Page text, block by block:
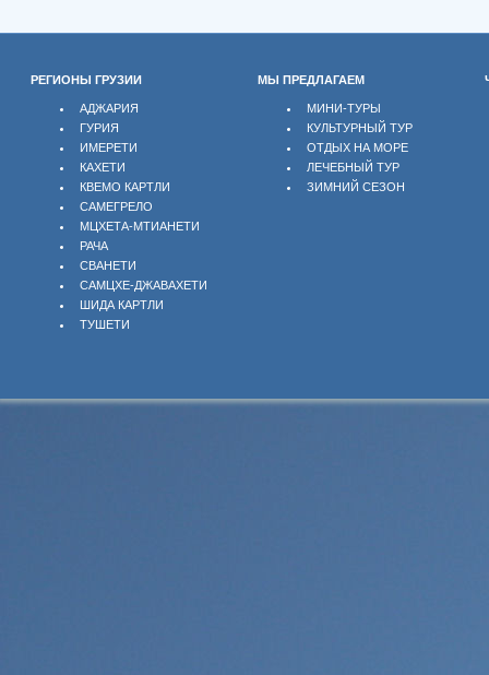
РЕГИОНЫ ГРУЗИИ МЫ ПРЕДЛАГАЕМ
АДЖАРИЯ
ГУРИЯ
ИМЕРЕТИ
КАХЕТИ
КВЕМО КАРТЛИ
САМЕГРЕЛО
МЦХЕТА-МТИАНЕТИ
РАЧА
СВАНЕТИ
САМЦХЕ-ДЖАВАХЕТИ
ШИДА КАРТЛИ
ТУШЕТИ
МИНИ-ТУРЫ
КУЛЬТУРНЫЙ ТУР
ОТДЫХ НА МОРЕ
ЛЕЧЕБНЫЙ ТУР
ЗИМНИЙ СЕЗОН